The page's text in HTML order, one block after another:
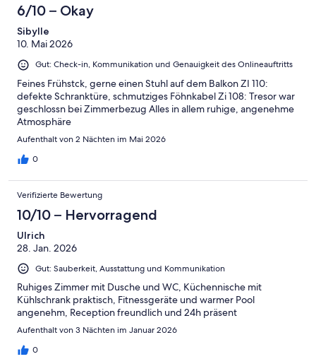
6/10 – Okay
Sibylle
10. Mai 2026
Gut: Check-in, Kommunikation und Genauigkeit des Onlineauftritts
Feines Frühstck, gerne einen Stuhl auf dem Balkon ZI 110:
defekte Schranktüre, schmutziges Föhnkabel Zi 108: Tresor war
geschlossn bei Zimmerbezug Alles in allem ruhige, angenehme
Atmosphäre
Aufenthalt von 2 Nächten im Mai 2026
0
Verifizierte Bewertung
10/10 – Hervorragend
Ulrich
28. Jan. 2026
Gut: Sauberkeit, Ausstattung und Kommunikation
Ruhiges Zimmer mit Dusche und WC, Küchennische mit
Kühlschrank praktisch, Fitnessgeräte und warmer Pool
angenehm, Reception freundlich und 24h präsent
Aufenthalt von 3 Nächten im Januar 2026
0